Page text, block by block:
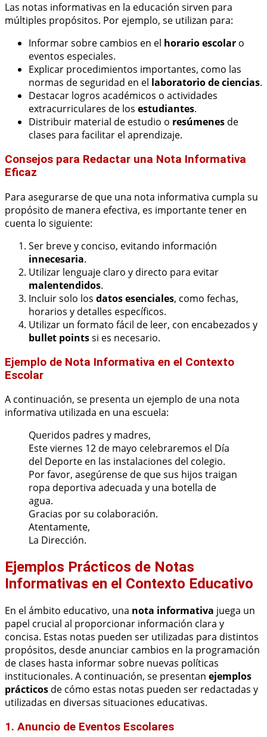
Las notas informativas en la educación sirven para
múltiples propósitos. Por ejemplo, se utilizan para:
Informar sobre cambios en el horario escolar o
eventos especiales.
Explicar procedimientos importantes, como las
normas de seguridad en el laboratorio de ciencias.
Destacar logros académicos o actividades
extracurriculares de los estudiantes.
Distribuir material de estudio o resúmenes de
clases para facilitar el aprendizaje.
Consejos para Redactar una Nota Informativa
Eficaz
Para asegurarse de que una nota informativa cumpla su
propósito de manera efectiva, es importante tener en
cuenta lo siguiente:
Ser breve y conciso, evitando información
innecesaria.
Utilizar lenguaje claro y directo para evitar
malentendidos.
Incluir solo los datos esenciales, como fechas,
horarios y detalles específicos.
Utilizar un formato fácil de leer, con encabezados y
bullet pointssi es necesario.
Ejemplo de Nota Informativa en el Contexto
Escolar
A continuación, se presenta un ejemplo de una nota
informativa utilizada en una escuela:
Queridos padres y madres,
Este viernes 12 de mayo celebraremos el Día
del Deporte en las instalaciones del colegio.
Por favor, asegúrense de que sus hijos traigan
ropa deportiva adecuada y una botella de
agua.
Gracias por su colaboración.
Atentamente,
La Dirección.
Ejemplos Prácticos de Notas
Informativas en el Contexto Educativo
En el ámbito educativo, una nota informativa juega un
papel crucial al proporcionar información clara y
concisa. Estas notas pueden ser utilizadas para distintos
propósitos, desde anunciar cambios en la programación
de clases hasta informar sobre nuevas políticas
institucionales. A continuación, se presentan ejemplos
prácticos de cómo estas notas pueden ser redactadas y
utilizadas en diversas situaciones educativas.
1. Anuncio de Eventos Escolares